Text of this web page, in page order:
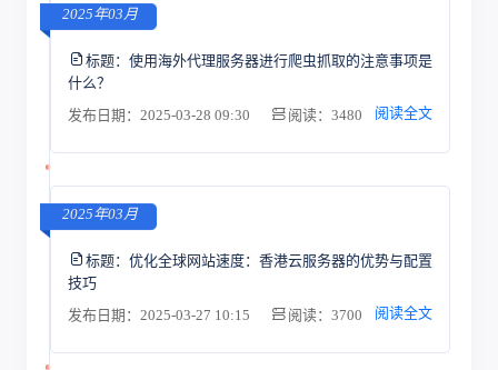
2025年03月
标题： 使用海外代理服务器进行爬虫抓取的注意事项是
什么？
发布日期：2025-03-28 09:30
阅读：3480 阅读全文
2025年03月
标题： 优化全球网站速度：香港云服务器的优势与配置
技巧
发布日期：2025-03-27 10:15
阅读：3700 阅读全文